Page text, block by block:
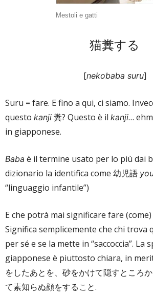
Mestoli e gatti
猫糞する
[nekobaba suru]
Suru = fare. E fino a qui, ci siamo.
questo kanji 糞? Questo è il kanji…
in giapponese.
Baba è il termine usato per lo più dai
dizionario la identifica come 幼児語
“linguaggio infantile”)
E che potrà mai significare fare (come)
Significa semplicemente che chi trova
per sé e se la mette in “saccoccia”. La
giapponese è piuttosto chiara, in
をしたあとを、砂をかけて隠すところ
て素知らぬ顔をすること.